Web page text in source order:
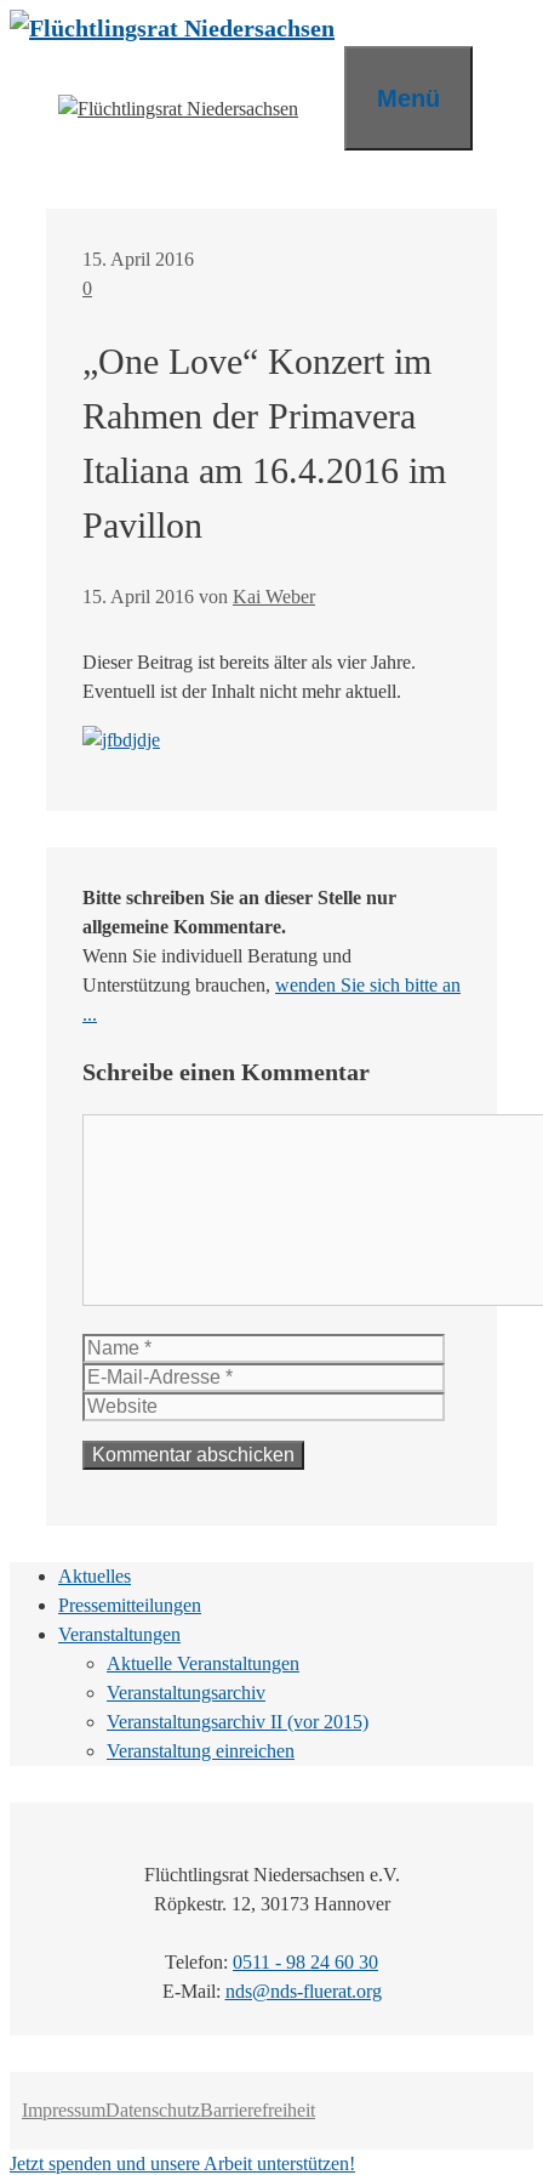
Zum
Menü
15. April 2016
0
„One Love“ Konzert im
Rahmen der Primavera
Italiana am 16.4.2016 im
Pavillon
15. April 2016 von Kai Weber
Dieser Beitrag ist bereits älter als vier Jahre.
Eventuell ist der Inhalt nicht mehr aktuell.
Bitte schreiben Sie an dieser Stelle nur
allgemeine Kommentare.
Wenn Sie individuell Beratung und
Unterstützung brauchen, wenden Sie sich bitte an
...
Schreibe einen Kommentar
Name
Aktuelles
Pressemitteilungen
Veranstaltungen
Aktuelle Veranstaltungen
Veranstaltungsarchiv
Veranstaltungsarchiv II (vor 2015)
Veranstaltung einreichen
Flüchtlingsrat Niedersachsen e.V.
Röpkestr. 12, 30173 Hannover
Telefon: 0511 - 98 24 60 30
E-Mail: nds@nds-fluerat.org
ImpressumDatenschutzBarrierefreiheit
Jetzt spenden und unsere Arbeit unterstützen!